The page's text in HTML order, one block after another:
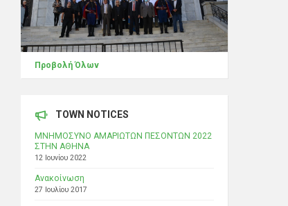
Προβολή Όλων
TOWN NOTICES
ΜΝΗΜΟΣΥΝΟ ΑΜΑΡΙΩΤΩΝ ΠΕΣΟΝΤΩΝ 2022
ΣΤΗΝ ΑΘΗΝΑ
12 Ιουνίου 2022
Ανακοίνωση
27 Ιουλίου 2017